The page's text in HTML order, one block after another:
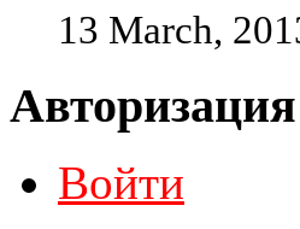
13 March,
Авторизация
Войти